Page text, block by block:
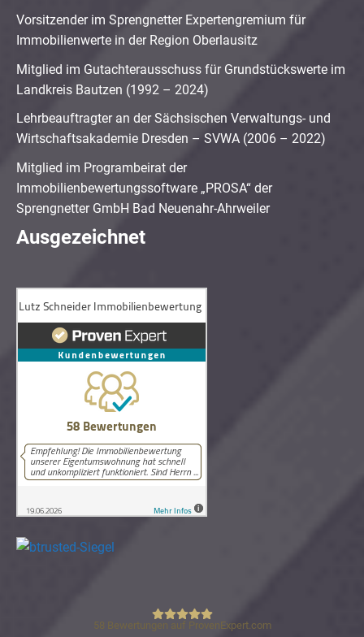
Vorsitzender im Sprengnetter Expertengremium für
Immobilienwerte in der Region Oberlausitz
Mitglied im Gutachterausschuss für Grundstückswerte im
Landkreis Bautzen (1992 – 2024)
Lehrbeauftragter an der Sächsischen Verwaltungs- und
Wirtschaftsakademie Dresden – SVWA (2006 – 2022)
Mitglied im Programbeirat der
Immobilienbewertungssoftware „PROSA“ der
Sprengnetter GmbH Bad Neuenahr-Ahrweiler
Ausgezeichnet
58 Bewertungen auf ProvenExpert.com